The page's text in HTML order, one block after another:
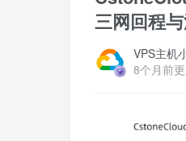
三网回程
VPS主机
8个月前